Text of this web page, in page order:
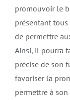
promouvoir le
présentant
de permettre
Ainsi, il pourra
précise de son
favoriser la
permettre à